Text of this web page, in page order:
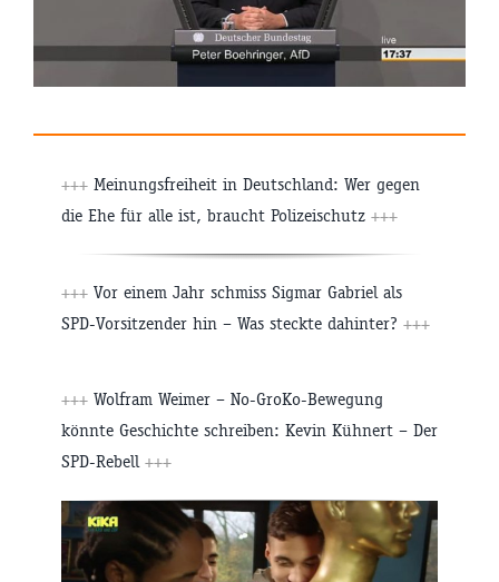
+++ Meinungsfreiheit in Deutschland: Wer gegen
die Ehe für alle ist, braucht Polizeischutz +++
+++ Vor einem Jahr schmiss Sigmar Gabriel als
SPD-Vorsitzender hin – Was steckte dahinter? +++
+++ Wolfram Weimer – No-GroKo-Bewegung
könnte Geschichte schreiben: Kevin Kühnert – Der
SPD-Rebell +++